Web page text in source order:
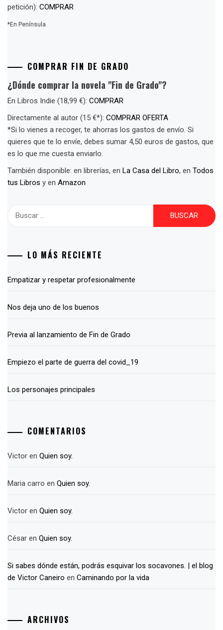
petición): COMPRAR
*En Península.
COMPRAR FIN DE GRADO
¿Dónde comprar la novela "Fin de Grado"?
En Libros Indie (18,99 €): COMPRAR
Directamente al autor (15 €*): COMPRAR OFERTA
*Si lo vienes a recoger, te ahorras los gastos de envío. Si
quieres que te lo envíe, debes sumar 4,50 euros de gastos, que
es lo que me cuesta enviarlo.
También disponible: en librerías, en La Casa del Libro, en Todos
tus Libros y en Amazon
LO MÁS RECIENTE
Empatizar y respetar profesionalmente
Nos deja uno de los buenos
Previa al lanzamiento de Fin de Grado
Empiezo el parte de guerra del covid_19
Los personajes principales
COMENTARIOS
Victor en Quien soy.
Maria carro en Quien soy.
Victor en Quien soy.
César en Quien soy.
Si sabes dónde están, podrás esquivar los socavones. | el blog
de Victor Caneiro en Caminando por la vida
ARCHIVOS